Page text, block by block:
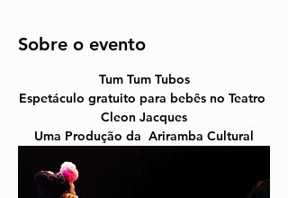
Sobre o evento
Tum Tum Tubos
Espetáculo gratuito para bebês no Teatro
Cleon Jacques
Uma Produção da Ariramba Cultural